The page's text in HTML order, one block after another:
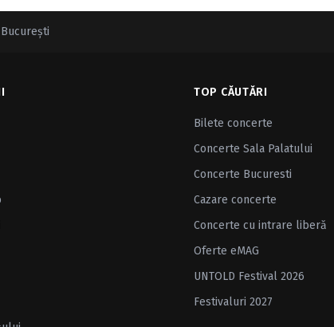
TOP CĂUTĂRI
Bilete concerte
Concerte Sala Palatului
Concerte Bucuresti
Cazare concerte
Concerte cu intrare liberă
Oferte eMAG
UNTOLD Festival 2026
Festivaluri 2027